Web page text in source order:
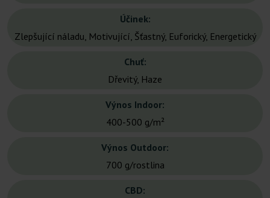
Účinek:
Zlepšující náladu, Motivující, Šťastný, Euforický, Energetický
Chuť:
Dřevitý, Haze
Výnos Indoor:
400-500 g/m²
Výnos Outdoor:
700 g/rostlina
CBD: